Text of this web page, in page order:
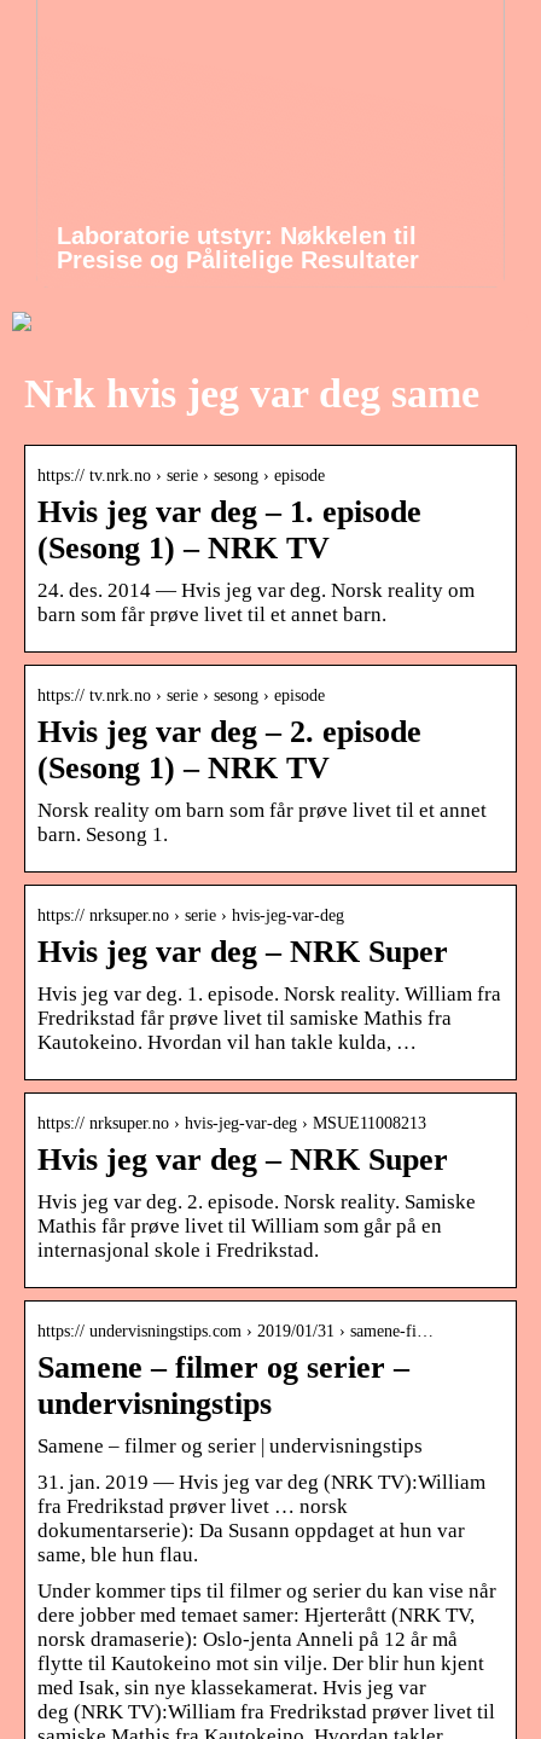
Laboratorie utstyr: Nøkkelen til
Presise og Pålitelige Resultater
Nrk hvis jeg var deg same
https:// tv.nrk.no › serie › sesong › episode
Hvis jeg var deg – 1. episode
(Sesong 1) – NRK TV
24. des. 2014 — Hvis jeg var deg. Norsk reality om
barn som får prøve livet til et annet barn.
https:// tv.nrk.no › serie › sesong › episode
Hvis jeg var deg – 2. episode
(Sesong 1) – NRK TV
Norsk reality om barn som får prøve livet til et annet
barn. Sesong 1.
https:// nrksuper.no › serie › hvis-jeg-var-deg
Hvis jeg var deg – NRK Super
Hvis jeg var deg. 1. episode. Norsk reality. William fra
Fredrikstad får prøve livet til samiske Mathis fra
Kautokeino. Hvordan vil han takle kulda, …
https:// nrksuper.no › hvis-jeg-var-deg › MSUE11008213
Hvis jeg var deg – NRK Super
Hvis jeg var deg. 2. episode. Norsk reality. Samiske
Mathis får prøve livet til William som går på en
internasjonal skole i Fredrikstad.
https:// undervisningstips.com › 2019/01/31 › samene-fi…
Samene – filmer og serier –
undervisningstips
Samene – filmer og serier | undervisningstips
31. jan. 2019 — Hvis jeg var deg (NRK TV):William
fra Fredrikstad prøver livet … norsk
dokumentarserie): Da Susann oppdaget at hun var
same, ble hun flau.
Under kommer tips til filmer og serier du kan vise når
dere jobber med temaet samer: Hjerterått (NRK TV,
norsk dramaserie): Oslo-jenta Anneli på 12 år må
flytte til Kautokeino mot sin vilje. Der blir hun kjent
med Isak, sin nye klassekamerat. Hvis jeg var
deg (NRK TV):William fra Fredrikstad prøver livet til